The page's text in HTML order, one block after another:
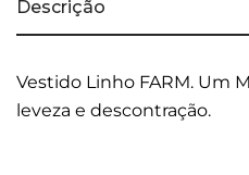
Descrição
Vestido Linho FARM. Um
leveza e descontração.